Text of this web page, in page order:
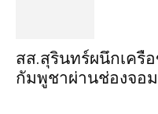
สส.สุรินทร์ผนึกเครื
กัมพูชาผ่านช่องจอม